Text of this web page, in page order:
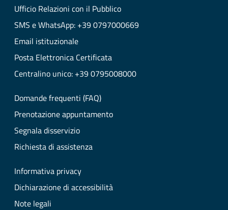
Ufficio Relazioni con il Pubblico
SMS e WhatsApp: +39 0797000669
Email istituzionale
Posta Elettronica Certificata
Centralino unico: +39 0795008000
Domande frequenti (FAQ)
Prenotazione appuntamento
Segnala disservizio
Richiesta di assistenza
Informativa privacy
Dichiarazione di accessibilità
Note legali